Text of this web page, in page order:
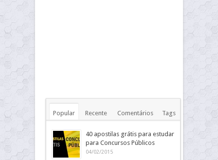
Popular Recente Comentários Tags
40 apostilas grátis para estudar
para Concursos Públicos
04/02/2015